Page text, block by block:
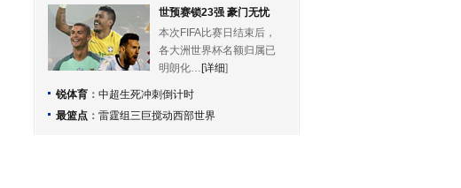
世预赛锁23强 豪门无忧
本次FIFA比赛日结束后，
各大洲世界杯名额归属已
明朗化… [详细]
锐体育 ： 中超生死冲刺倒计时
最篮点 ： 雷霆组三巨搅动西部世界